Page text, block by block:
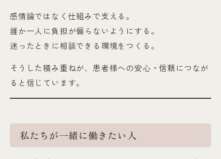
感情論ではなく仕組みで支える。
誰か一人に負担が偏らないようにする。
迷ったときに相談できる環境をつくる。
そうした積み重ねが、患者様への安心・信頼につなが
ると信じています。
私たちが一緒に働きたい人